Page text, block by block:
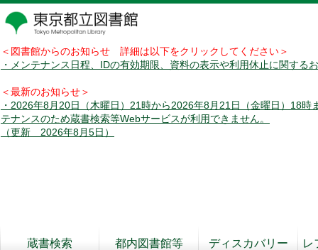
＜図書館からのお知らせ 詳細は以下をクリックしてください＞
・メンテナンス日程、IDの有効期限、資料の表示や利用休止に関する
＜最新のお知らせ＞
・2026年8月20日（木曜日）21時から2026年8月21日（金曜日）18時
テナンスのため蔵書検索等Webサービスが利用できません。
（更新 2026年8月5日）
蔵書検索
都内図書館等
ディスカバリー
レ